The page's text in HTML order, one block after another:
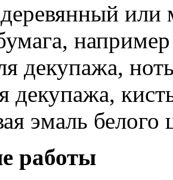
или
декупажа,
декупажа,
эмаль белого
работы